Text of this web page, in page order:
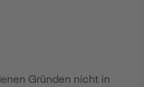
Gründen nicht in